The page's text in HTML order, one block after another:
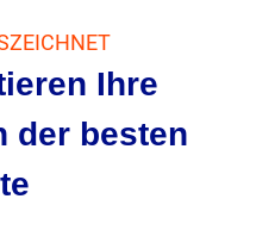
Ihre
der besten